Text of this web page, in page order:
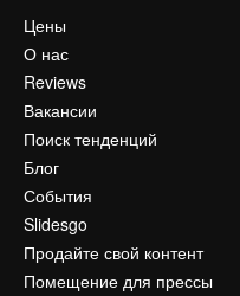
Цены
О нас
Reviews
Вакансии
Поиск тенденций
Блог
События
Slidesgo
Продайте свой контент
Помещение для прессы